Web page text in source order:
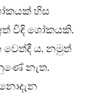
හිස
විඳි ශෝකයකි.
වෙත්දී ය. නමුත්
නැත.